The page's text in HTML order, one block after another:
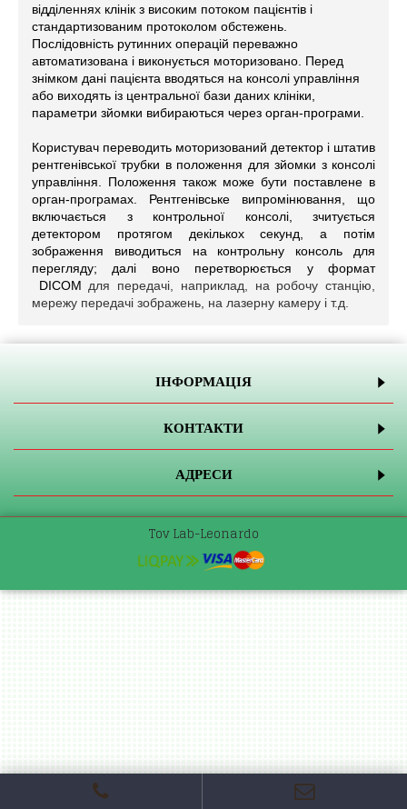
відділеннях клінік з високим потоком пацієнтів і
стандартизованим протоколом обстежень.
Послідовність рутинних операцій переважно
автоматизована і виконується моторизовано. Перед
знімком дані пацієнта вводяться на консолі управління
або виходять із центральної бази даних клініки,
параметри зйомки вибираються через орган-програми.
Користувач переводить моторизований детектор і штатив
рентгенівської трубки в положення для зйомки з консолі
управління. Положення також може бути поставлене в
орган-програмах. Рентгенівське випромінювання, що
включається з контрольної консолі, зчитується
детектором протягом декількох секунд, а потім
зображення виводиться на контрольну консоль для
перегляду; далі воно перетворюється у формат
DICOM для передачі, наприклад, на робочу станцію,
мережу передачі зображень, на лазерну камеру і т.д.
ІНФОРМАЦІЯ
КОНТАКТИ
АДРЕСИ
Tov Lab-Leonardo